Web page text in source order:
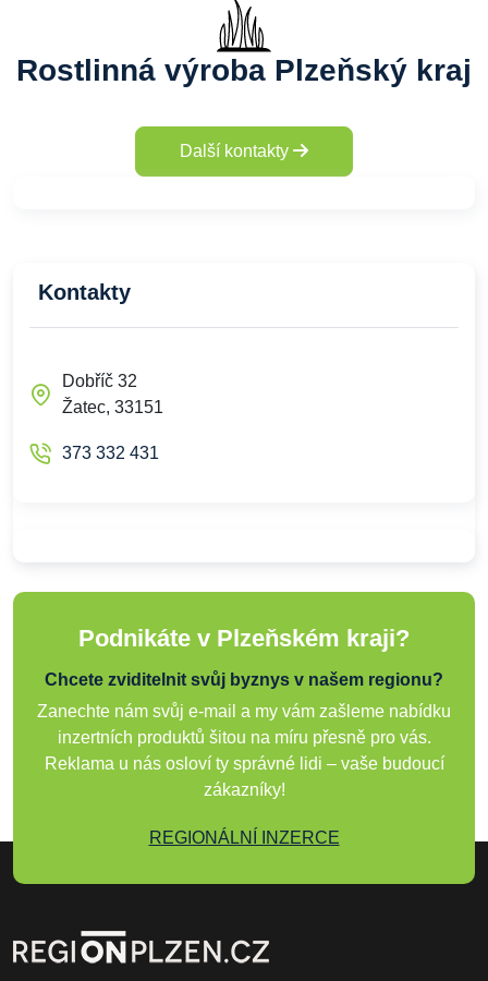
Rostlinná výroba Plzeňský kraj
Další kontakty
Kontakty
Dobříč 32
Žatec, 33151
373 332 431
Podnikáte v Plzeňském kraji?
Chcete zviditelnit svůj byznys v našem regionu?
Zanechte nám svůj e-mail a my vám zašleme nabídku
inzertních produktů šitou na míru přesně pro vás.
Reklama u nás osloví ty správné lidi – vaše budoucí
zákazníky!
REGIONÁLNÍ INZERCE